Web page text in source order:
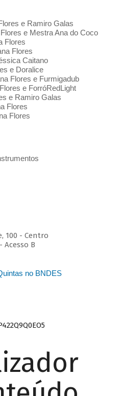
e Ramiro Galas
e Mestra Ana do Coco
Flores
Flores
Caitano
e Doralice
Flores e Furmigadub
e ForróRedLight
e Ramiro Galas
Flores
Flores
100 - Centro
Acesso B
no BNDES